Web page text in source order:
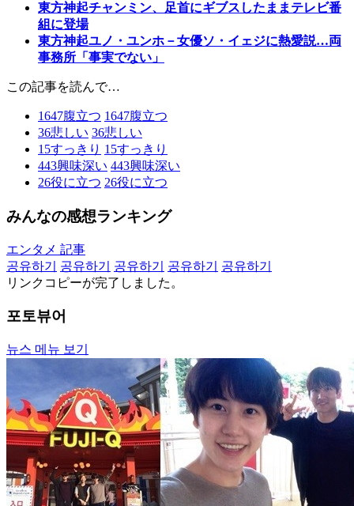
東方神起チャンミン、足首にギブスしたままテレビ番
組に登場
東方神起ユノ・ユンホ－女優ソ・イェジに熱愛説…両
事務所「事実でない」
この記事を読んで…
1647腹立つ 1647腹立つ
36悲しい 36悲しい
15すっきり 15すっきり
443興味深い 443興味深い
26役に立つ 26役に立つ
みんなの感想ランキング
エンタメ 記事
공유하기
공유하기 공유하기 공유하기
공유하기
リンクコピーが完了しました。
포토뷰어
뉴스 메뉴 보기